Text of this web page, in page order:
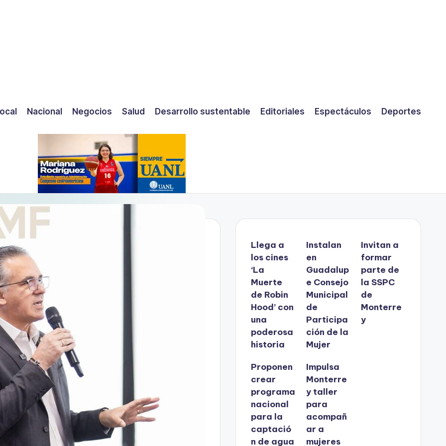
Nacional Negocios Salud Desarrollo sustentable Editoriales Espectáculos Deportes
Llega a
los cines
‘La
Muerte
de Robin
Hood’ con
una
poderosa
historia
Instalan
en
Guadalup
e Consejo
Municipal
de
Participa
ción de la
Mujer
Invitan a
formar
parte de
la SSPC
de
Monterre
y
Proponen
crear
programa
nacional
para la
captació
n de agua
Impulsa
Monterre
y taller
para
acompañ
ar a
mujeres